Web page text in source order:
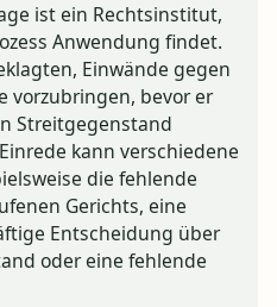
ist ein Rechtsinstitut,
Anwendung findet.
Einwände gegen
vorzubringen, bevor er
Streitgegenstand
kann verschiedene
die fehlende
Gerichts, eine
Entscheidung über
oder eine fehlende